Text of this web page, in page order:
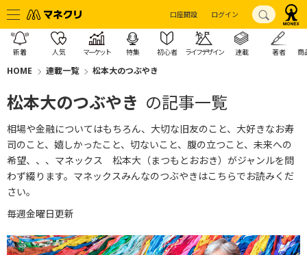
口座開設 ログイン
新着 人気 マーケット 特集 初心者 ライフデザイン 連載 著者 商
HOME 連載一覧 松本大のつぶやき
松本大のつぶやき の記事一覧
相場や金融についてはもちろん、大切な旧友のこと、大好きなお寿
司のこと、嬉しかったこと、切ないこと、腹の立つこと、未来への
希望、、、マネックス 松本大（まつもとおおき）がジャンルを問
わず綴ります。 マネックスみんなのつぶやきはこちらでお読みくだ
さい。
毎週金曜日更新